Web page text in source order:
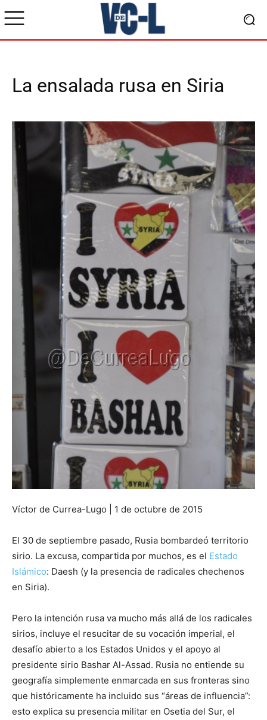
La ensalada rusa en Siria
Víctor de Currea-Lugo | 1 de octubre de 2015
El 30 de septiembre pasado, Rusia bombardeó territorio
sirio. La excusa, compartida por muchos, es el Estado
Islámico: Daesh (y la presencia de radicales chechenos
en Siria).
Pero la intención rusa va mucho más allá de los radicales
sirios, incluye el resucitar de su vocación imperial, el
desafío abierto a los Estados Unidos y el apoyo al
presidente sirio Bashar Al-Assad. Rusia no entiende su
geografía simplemente enmarcada en sus fronteras sino
que históricamente ha incluido sus “áreas de influencia”:
esto explica su presencia militar en Osetia del Sur, el